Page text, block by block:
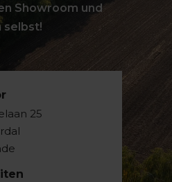
Showroom und
selbst!
25